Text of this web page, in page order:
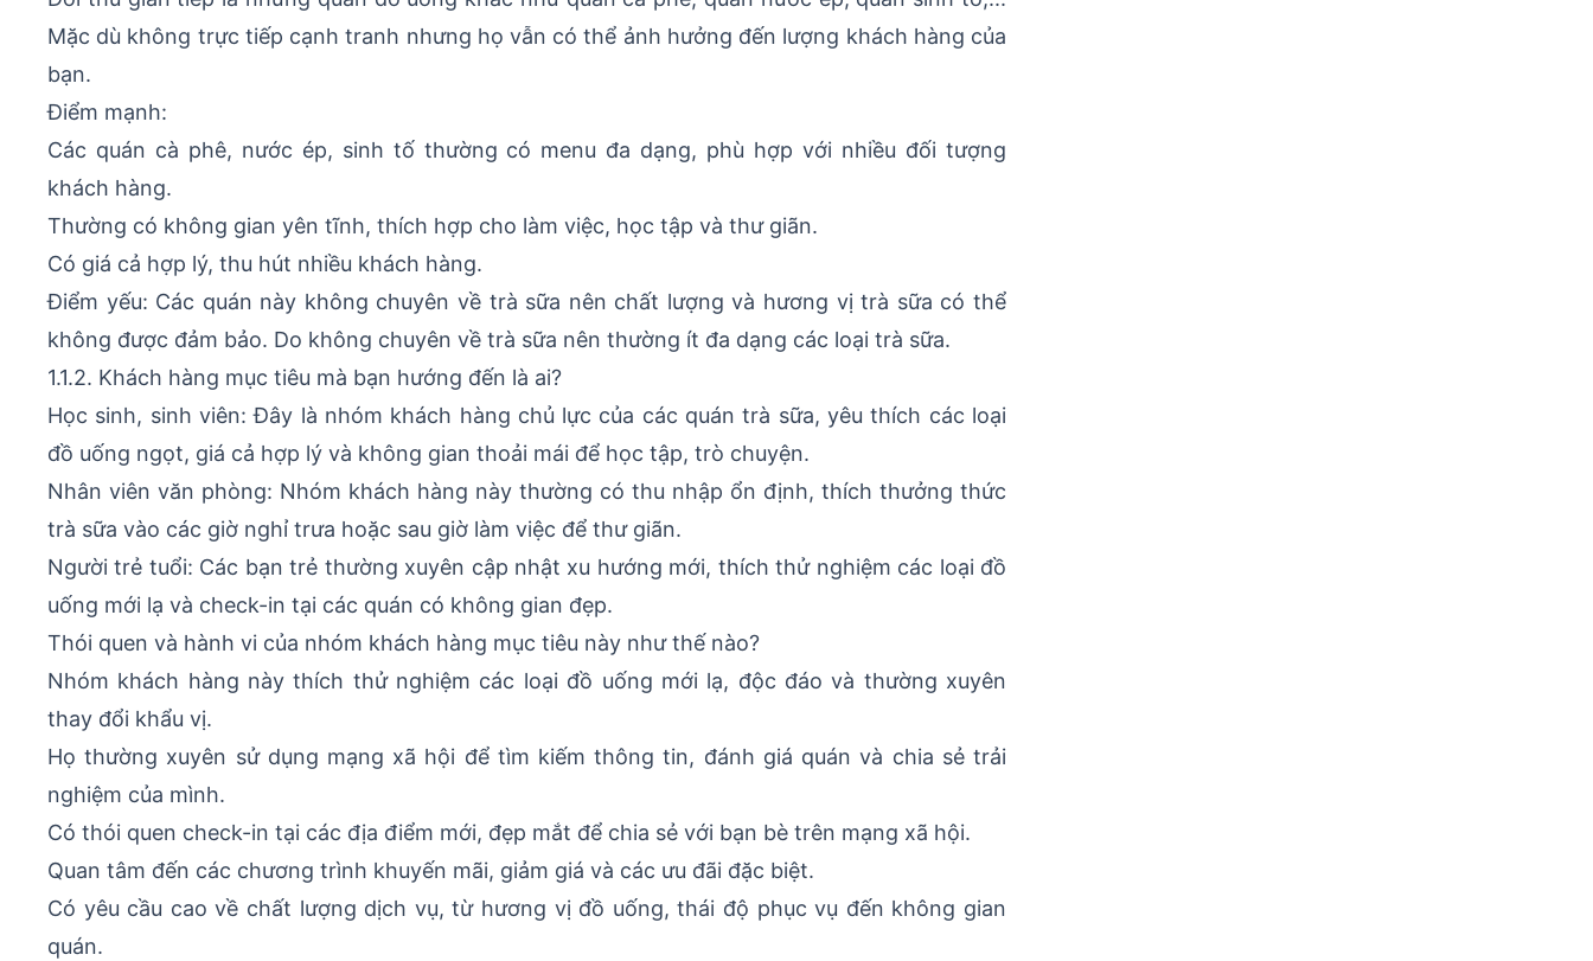
Mặc dù không trực tiếp cạnh tranh nhưng họ vẫn có thể ảnh hưởng đến lượng khách hàng của
bạn.
Điểm mạnh:
Các quán cà phê, nước ép, sinh tố thường có menu đa dạng, phù hợp với nhiều đối tượng
khách hàng.
Thường có không gian yên tĩnh, thích hợp cho làm việc, học tập và thư giãn.
Có giá cả hợp lý, thu hút nhiều khách hàng.
Điểm yếu: Các quán này không chuyên về trà sữa nên chất lượng và hương vị trà sữa có thể
không được đảm bảo. Do không chuyên về trà sữa nên thường ít đa dạng các loại trà sữa.
1.1.2. Khách hàng mục tiêu mà bạn hướng đến là ai?
Học sinh, sinh viên: Đây là nhóm khách hàng chủ lực của các quán trà sữa, yêu thích các loại
đồ uống ngọt, giá cả hợp lý và không gian thoải mái để học tập, trò chuyện.
Nhân viên văn phòng: Nhóm khách hàng này thường có thu nhập ổn định, thích thưởng thức
trà sữa vào các giờ nghỉ trưa hoặc sau giờ làm việc để thư giãn.
Người trẻ tuổi: Các bạn trẻ thường xuyên cập nhật xu hướng mới, thích thử nghiệm các loại đồ
uống mới lạ và check-in tại các quán có không gian đẹp.
Thói quen và hành vi của nhóm khách hàng mục tiêu này như thế nào?
Nhóm khách hàng này thích thử nghiệm các loại đồ uống mới lạ, độc đáo và thường xuyên
thay đổi khẩu vị.
Họ thường xuyên sử dụng mạng xã hội để tìm kiếm thông tin, đánh giá quán và chia sẻ trải
nghiệm của mình.
Có thói quen check-in tại các địa điểm mới, đẹp mắt để chia sẻ với bạn bè trên mạng xã hội.
Quan tâm đến các chương trình khuyến mãi, giảm giá và các ưu đãi đặc biệt.
Có yêu cầu cao về chất lượng dịch vụ, từ hương vị đồ uống, thái độ phục vụ đến không gian
quán.